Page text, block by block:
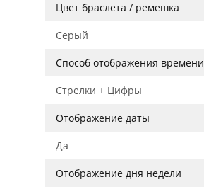
Цвет браслета / ремешка
Серый
Способ отображения времени
Стрелки + Цифры
Отображение даты
Да
Отображение дня недели